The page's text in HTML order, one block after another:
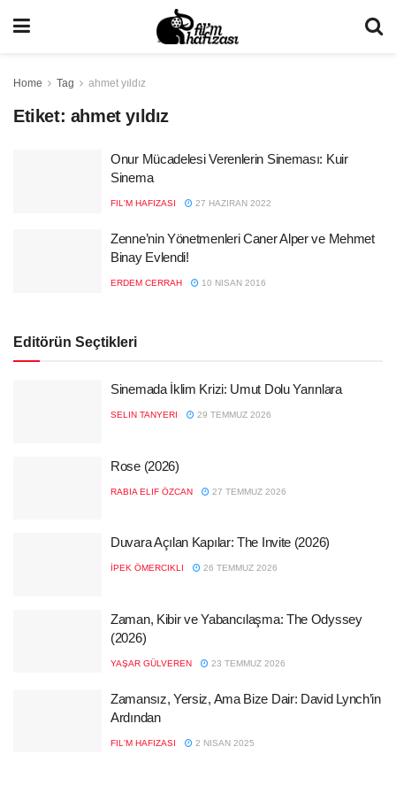
Home Tag ahmet yıldız
Etiket: ahmet yıldız
Onur Mücadelesi Verenlerin Sineması: Kuir
Sinema
FIL'M HAFIZASI 27 HAZIRAN 2022
Zenne’nin Yönetmenleri Caner Alper ve Mehmet
Binay Evlendi!
ERDEM CERRAH 10 NISAN 2016
Editörün Seçtikleri
Sinemada İklim Krizi: Umut Dolu Yarınlara
SELIN TANYERI 29 TEMMUZ 2026
Rose (2026)
RABIA ELIF ÖZCAN 27 TEMMUZ 2026
Duvara Açılan Kapılar: The Invite (2026)
İPEK ÖMERCIKLI 26 TEMMUZ 2026
Zaman, Kibir ve Yabancılaşma: The Odyssey
(2026)
YAŞAR GÜLVEREN 23 TEMMUZ 2026
Zamansız, Yersiz, Ama Bize Dair: David Lynch’in
Ardından
FIL'M HAFIZASI 2 NISAN 2025